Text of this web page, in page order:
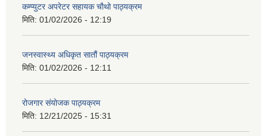
कम्प्युटर अपरेटर सहायक चौथो पाठ्यक्रम
मिति: 01/02/2026 - 12:19
जनस्वास्थ्य अधिकृत सातौं पाठ्यक्रम
मिति: 01/02/2026 - 12:11
रोजगार संयोजक पाठ्यक्रम
मिति: 12/21/2025 - 15:31